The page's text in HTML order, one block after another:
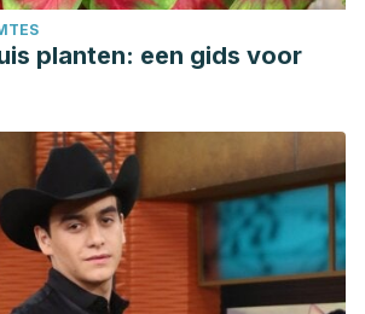
planten: een gids voor